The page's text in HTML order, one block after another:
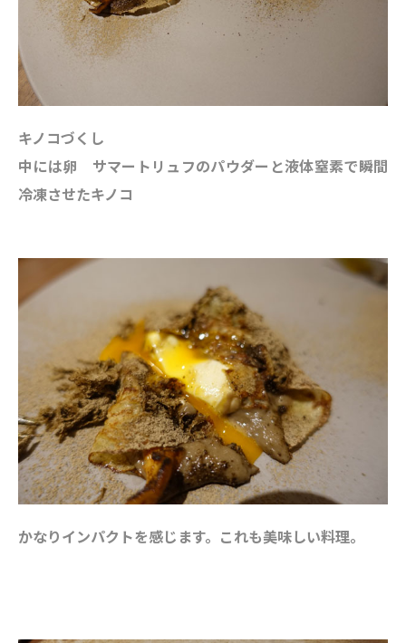
キノコづくし
中には卵 サマートリュフのパウダーと液体窒素で瞬間
冷凍させたキノコ
かなりインパクトを感じます。これも美味しい料理。